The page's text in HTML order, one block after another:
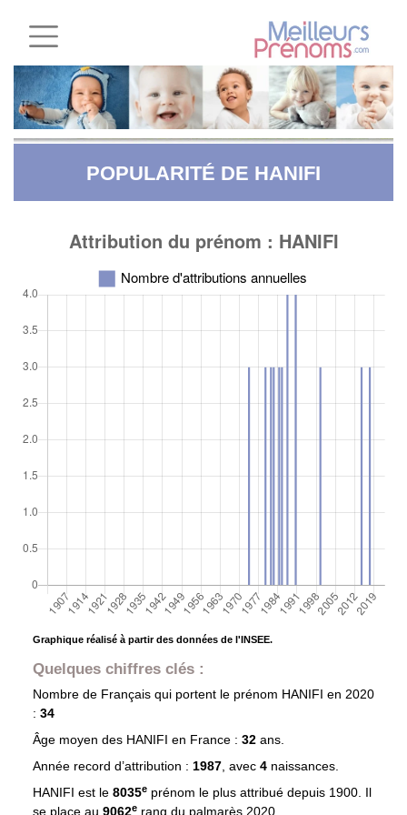
POPULARITÉ DE HANIFI
Graphique réalisé à partir des données de l'INSEE.
Quelques chiffres clés :
Nombre de Français qui portent le prénom HANIFI en 2020
: 34
Âge moyen des HANIFI en France : 32 ans.
Année record d’attribution : 1987, avec 4 naissances.
HANIFI est le 8035eprénom le plus attribué depuis 1900. Il
se place au 9062e rang du palmarès 2020.